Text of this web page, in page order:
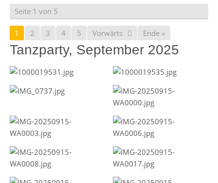
Seite 1 von 5
1 2 3 4 5 Vorwärts Ende »
Tanzparty, September 2025